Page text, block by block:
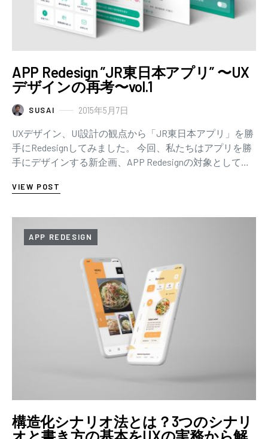
APP Redesign ”JR東日本アプリ” 〜UX
デザインの再考〜vol.1
SUSAI 2015年5月7日
UXデザイン、UI設計の観点から「JR東日本アプリ」を勝
手にRedesignしてみました。 今回、私たちはアプリを勝
手にデザインする新企画、APP Redesignの対象として、
VIEW POST
APP REDESIGN
構造化シナリオ法とは？3つのシナリ